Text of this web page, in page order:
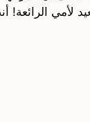
لأمي